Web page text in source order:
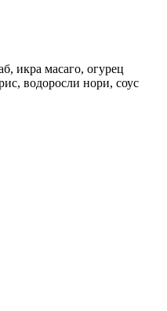
икра масаго, огурец
водоросли нори, соус